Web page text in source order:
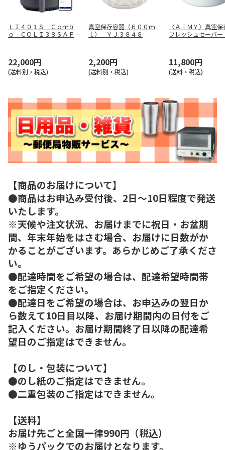
ＬＩ４０１Ｓ Ｃｏｍｂ
ｏ ＣＯＬＩ３８ＳＡＦＧ
22,000円
(送料別・税込)
真空保存容器（６００ｍ
ｌ） ＹＪ３８４８
2,200円
(送料別・税込)
〈ＡｉＭＹ〉真空
フレッシュセーバ
11,800円
(送料・税込)
【商品のお届けについて】
●商品はお申込み受付後、2日～10日程度で発送
いたします。
※天候や注文状況、お届けまでに祝日・お盆期
間、年末年始をはさむ場合、お届けに日数がか
かることがございます。あらかじめご了承くださ
い。
●配達時間をご希望の場合は、配達希望時間帯
をご指定ください。
●配達日をご希望の場合は、お申込みの翌日か
ら数えて10日目以降、お届け期間内の日付をご
記入ください。お届け期間終了日以降の配達希
望日のご指定はできません。
【のし・包装について】
●のし紙のご指定はできません。
●二重包装のご指定はできません。
【送料】
お届け先ごと全国一律990円（税込）
※ゆうパックでのお届けとなります。